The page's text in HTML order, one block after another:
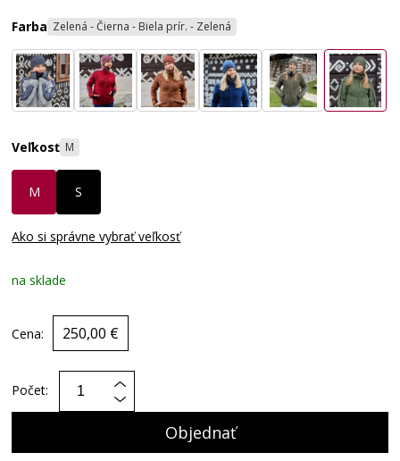
Farba Zelená - Čierna - Biela prír. - Zelená
Veľkosť M
M S
Ako si správne vybrať veľkosť
na sklade
Cena: 250,00 €
Počet:
Objednať